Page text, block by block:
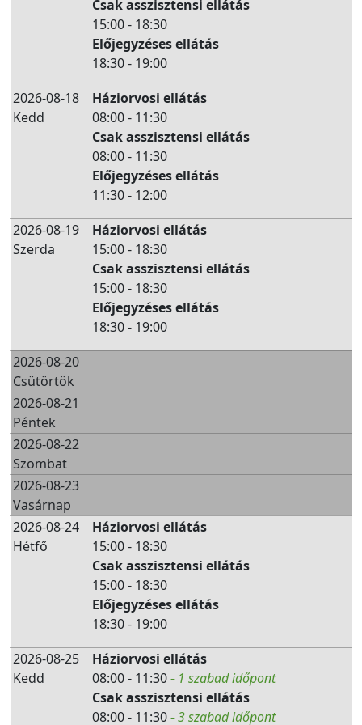
Csak asszisztensi ellátás
15:00 - 18:30
Előjegyzéses ellátás
18:30 - 19:00
2026-08-18
Kedd
Háziorvosi ellátás
08:00 - 11:30
Csak asszisztensi ellátás
08:00 - 11:30
Előjegyzéses ellátás
11:30 - 12:00
2026-08-19
Szerda
Háziorvosi ellátás
15:00 - 18:30
Csak asszisztensi ellátás
15:00 - 18:30
Előjegyzéses ellátás
18:30 - 19:00
2026-08-20
Csütörtök
2026-08-21
Péntek
2026-08-22
Szombat
2026-08-23
Vasárnap
2026-08-24
Hétfő
Háziorvosi ellátás
15:00 - 18:30
Csak asszisztensi ellátás
15:00 - 18:30
Előjegyzéses ellátás
18:30 - 19:00
2026-08-25
Kedd
Háziorvosi ellátás
08:00 - 11:30- 1 szabad időpont
Csak asszisztensi ellátás
08:00 - 11:30- 3 szabad időpont